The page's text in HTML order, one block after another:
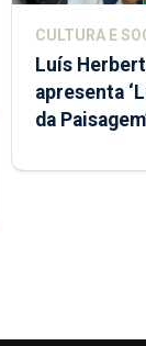
CULTURA E
Luís
apresenta
da